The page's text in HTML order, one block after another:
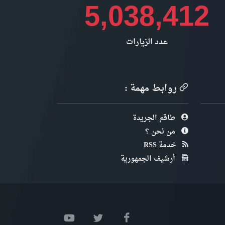
5,038,412
عدد الزيارات
روابط مهمة :
طاقم الجريدة
من نحن ؟
خدمة RSS
أرشيف الجمهورية